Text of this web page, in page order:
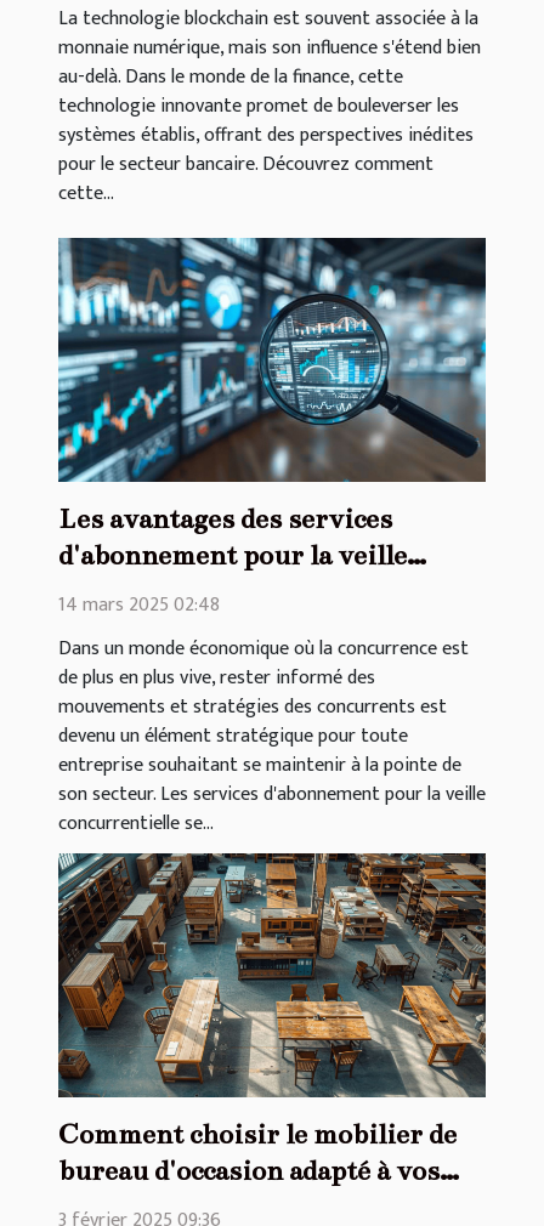
La technologie blockchain est souvent associée à la
monnaie numérique, mais son influence s'étend bien
au-delà. Dans le monde de la finance, cette
technologie innovante promet de bouleverser les
systèmes établis, offrant des perspectives inédites
pour le secteur bancaire. Découvrez comment
cette...
Les avantages des services
d'abonnement pour la veille
concurrentielle
14 mars 2025 02:48
Dans un monde économique où la concurrence est
de plus en plus vive, rester informé des
mouvements et stratégies des concurrents est
devenu un élément stratégique pour toute
entreprise souhaitant se maintenir à la pointe de
son secteur. Les services d'abonnement pour la veille
concurrentielle se...
Comment choisir le mobilier de
bureau d'occasion adapté à vos
besoins